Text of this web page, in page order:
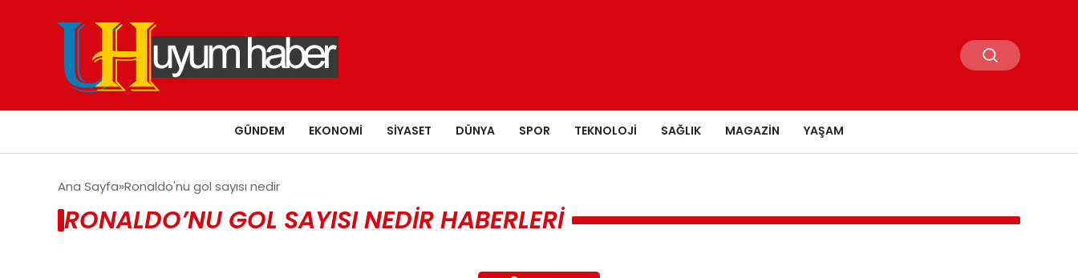
GÜNDEM EKONOMI SIYASET DÜNYA SPOR TEKNOLOJI SAĞLIK MAGAZIN YAŞAM
Ana Sayfa Ronaldo'nu gol sayısı nedir
RONALDO’NU GOL SAYISI NEDIR HABERLERI